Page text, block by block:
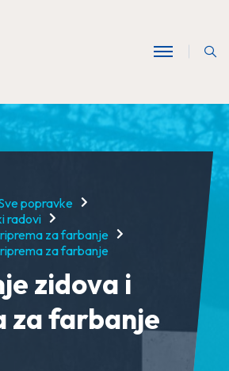
popravke
radovi
za farbanje
za farbanje
zidova i
za farbanje